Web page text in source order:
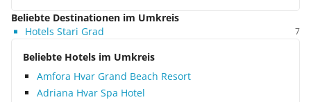
Beliebte Destinationen im Umkreis
Hotels Stari Grad
7
Beliebte Hotels im Umkreis
Amfora Hvar Grand Beach Resort
Adriana Hvar Spa Hotel